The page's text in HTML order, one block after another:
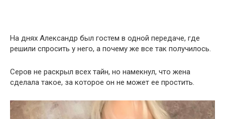
На днях Александр был гостем в одной передаче, где
решили спросить у него, а почему же все так получилось.
Серов не раскрыл всех тайн, но намекнул, что жена
сделала такое, за которое он не может ее простить.